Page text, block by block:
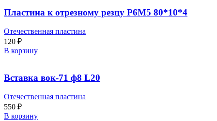
Пластина к отрезному резцу Р6М5 80*10*4
Отечественная пластина
120 ₽
В корзину
Вставка вок-71 ф8 L20
Отечественная пластина
550 ₽
В корзину